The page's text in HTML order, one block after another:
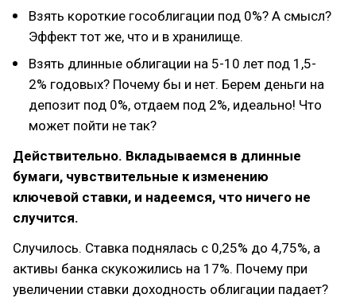
Взять короткие гособлигации под 0%? А смысл?
Эффект тот же, что и в хранилище.
Взять длинные облигации на 5-10 лет под 1,5-
2% годовых? Почему бы и нет. Берем деньги на
депозит под 0%, отдаем под 2%, идеально! Что
может пойти не так?
Действительно. Вкладываемся в длинные
бумаги, чувствительные к изменению
ключевой ставки, и надеемся, что ничего не
случится.
Случилось. Ставка поднялась с 0,25% до 4,75%, а
активы банка скукожились на 17%. Почему при
увеличении ставки доходность облигации падает?